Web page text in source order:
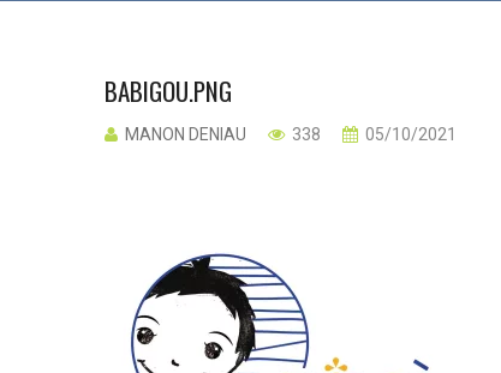
BABIGOU.PNG
MANON DENIAU 338 05/10/2021